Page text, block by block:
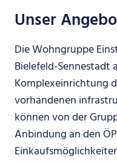
Unser
Die Wohngruppe
Bielefeld-Sennestadt
Komplexeinrichtung
vorhandenen
können von der
Anbindung an den